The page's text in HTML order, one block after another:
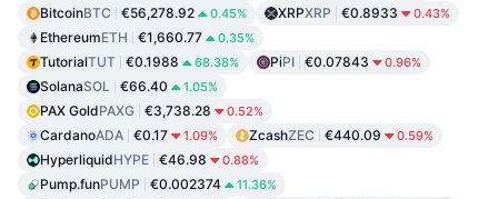
BitcoinBTC €56,278.92 0.45% XRPXRP €0.8933 0.43%
EthereumETH €1,660.77 0.35%
TutorialTUT €0.1988 68.38% PiPI €0.07843 0.96%
SolanaSOL €66.40 1.05%
PAX GoldPAXG €3,738.28 0.52%
CardanoADA €0.17 1.09% ZcashZEC €440.09 0.59%
HyperliquidHYPE €46.98 0.88%
Pump.funPUMP €0.002374 11.36%